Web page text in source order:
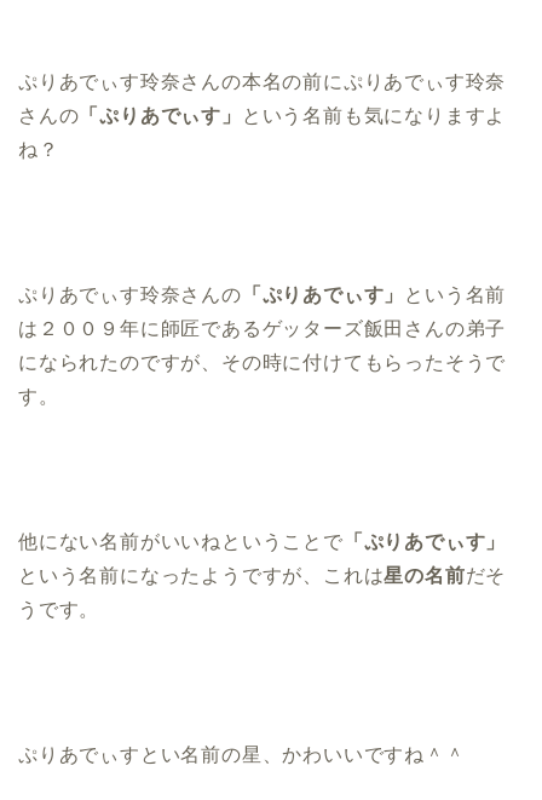
ぷりあでぃす玲奈さんの本名の前にぷりあでぃす玲奈
さんの 「ぷりあでぃす」
という名前も気になりますよ
ね？
ぷりあでぃす玲奈さんの 「ぷりあでぃす」
という名前
は２００９年に師匠であるゲッターズ飯田さんの弟子
になられたのですが、その時に付けてもらったそうで
す。
他にない名前がいいねということで 「ぷりあでぃす」
という名前になったようですが、これは星の名前だそ
うです。
ぷりあでぃすとい名前の星、かわいいですね＾＾